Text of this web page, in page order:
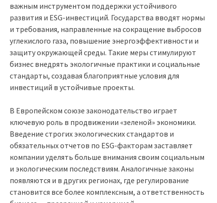
важным инструментом поддержки устойчивого
развития и ESG-инвестиций. Государства вводят нормы
и требования, направленные на сокращение выбросов
углекислого газа, повышение энергоэффективности и
защиту окружающей среды. Такие меры стимулируют
бизнес внедрять экологичные практики и социальные
стандарты, создавая благоприятные условия для
инвестиций в устойчивые проекты.
В Европейском союзе законодательство играет
ключевую роль в продвижении «зеленой» экономики.
Введение строгих экологических стандартов и
обязательных отчетов по ESG-факторам заставляет
компании уделять больше внимания своим социальным
и экологическим последствиям. Аналогичные законы
появляются и в других регионах, где регулирование
становится все более комплексным, а ответственность